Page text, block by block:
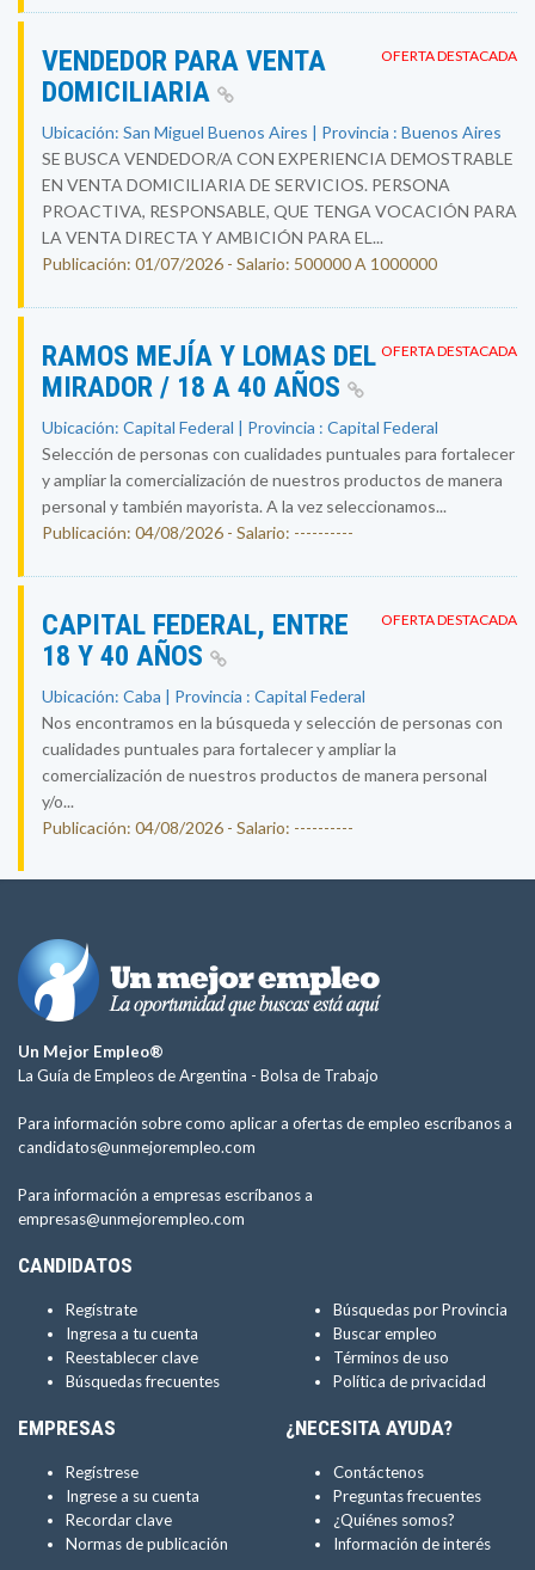
OFERTA DESTACADA
VENDEDOR PARA VENTA
DOMICILIARIA
Ubicación: San Miguel Buenos Aires | Provincia : Buenos Aires
SE BUSCA VENDEDOR/A CON EXPERIENCIA DEMOSTRABLE
EN VENTA DOMICILIARIA DE SERVICIOS. PERSONA
PROACTIVA, RESPONSABLE, QUE TENGA VOCACIÓN PARA
LA VENTA DIRECTA Y AMBICIÓN PARA EL...
Publicación: 01/07/2026 - Salario: 500000 A 1000000
OFERTA DESTACADA
RAMOS MEJÍA Y LOMAS DEL
MIRADOR / 18 A 40 AÑOS
Ubicación: Capital Federal | Provincia : Capital Federal
Selección de personas con cualidades puntuales para fortalecer
y ampliar la comercialización de nuestros productos de manera
personal y también mayorista. A la vez seleccionamos...
Publicación: 04/08/2026 - Salario: ----------
OFERTA DESTACADA
CAPITAL FEDERAL, ENTRE
18 Y 40 AÑOS
Ubicación: Caba | Provincia : Capital Federal
Nos encontramos en la búsqueda y selección de personas con
cualidades puntuales para fortalecer y ampliar la
comercialización de nuestros productos de manera personal
y/o...
Publicación: 04/08/2026 - Salario: ----------
Un Mejor Empleo®
La Guía de Empleos de Argentina - Bolsa de Trabajo
Para información sobre como aplicar a ofertas de empleo escríbanos a
candidatos@unmejorempleo.com
Para información a empresas escríbanos a
empresas@unmejorempleo.com
CANDIDATOS
Regístrate
Ingresa a tu cuenta
Reestablecer clave
Búsquedas frecuentes
Búsquedas por Provincia
Buscar empleo
Términos de uso
Política de privacidad
EMPRESAS
Regístrese
Ingrese a su cuenta
Recordar clave
Normas de publicación
¿NECESITA AYUDA?
Contáctenos
Preguntas frecuentes
¿Quiénes somos?
Información de interés